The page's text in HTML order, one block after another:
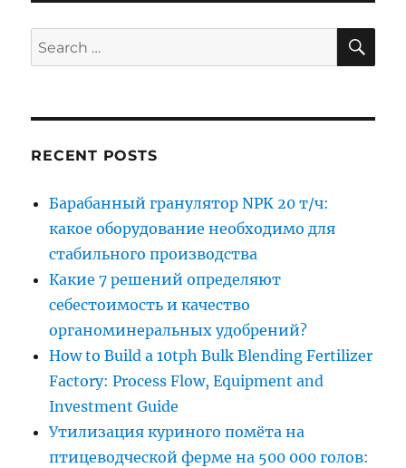
Search
for:
RECENT POSTS
Барабанный гранулятор NPK 20 т/ч:
какое оборудование необходимо для
стабильного производства
Какие 7 решений определяют
себестоимость и качество
органоминеральных удобрений?
How to Build a 10tph Bulk Blending Fertilizer
Factory: Process Flow, Equipment and
Investment Guide
Утилизация куриного помёта на
птицеводческой ферме на 500 000 голов: